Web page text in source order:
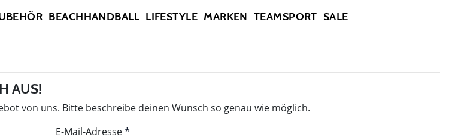
BEACHHANDBALL LIFESTYLE MARKEN TEAMSPORT SALE
AUS!
von uns. Bitte beschreibe deinen Wunsch so genau wie möglich.
E-Mail-Adresse